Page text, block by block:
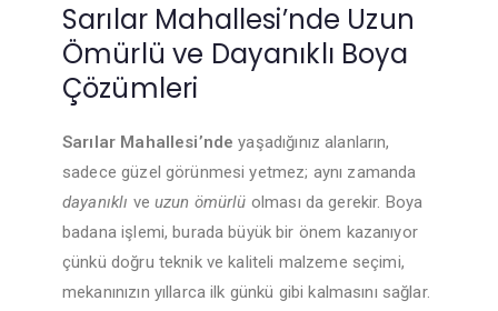
Sarılar Mahallesi’nde Uzun
Ömürlü ve Dayanıklı Boya
Çözümleri
Sarılar Mahallesi’nde yaşadığınız alanların,
sadece güzel görünmesi yetmez; aynı zamanda
dayanıklı ve uzun ömürlü olması da gerekir. Boya
badana işlemi, burada büyük bir önem kazanıyor
çünkü doğru teknik ve kaliteli malzeme seçimi,
mekanınızın yıllarca ilk günkü gibi kalmasını sağlar.